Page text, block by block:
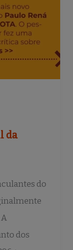
da
do
dos